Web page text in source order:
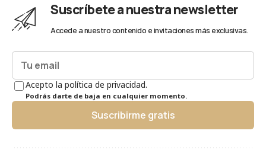
Suscríbete a nuestra newsletter
Accede a nuestro contenido e invitaciones más exclusivas.
Acepto la política de privacidad.
Podrás darte de baja en cualquier momento.
Suscribirme gratis